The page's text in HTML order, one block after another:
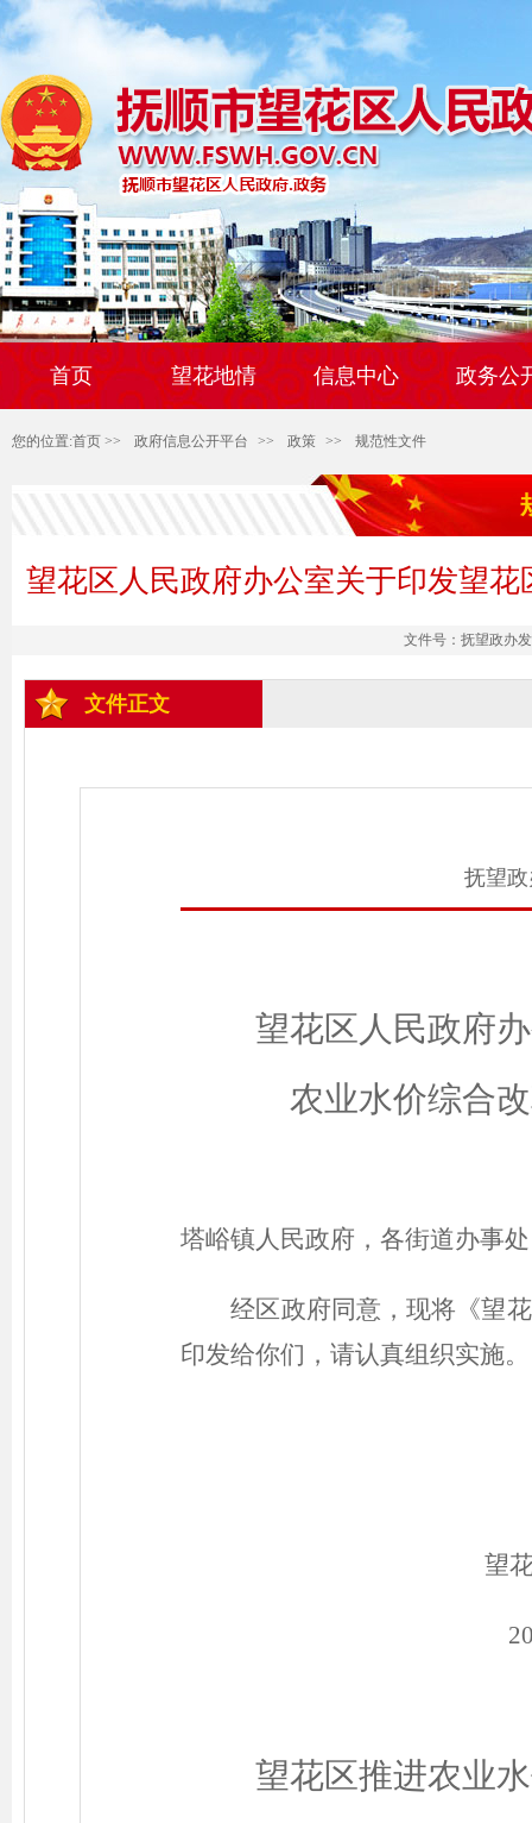
首页 望花地情 信息中心 政务公
您的位置:首页 >> 政府信息公开平台 >> 政策 >> 规范性文件
望花区人民政府办公室关于印发望
文件号：抚望政办
文件正文
抚望政
望花区人民政府
农业水价综合
塔峪镇人民政府，各街道办事
经区政府同意，现将《望
印发给你们，请认真组织实施。
望
望花区推进农业